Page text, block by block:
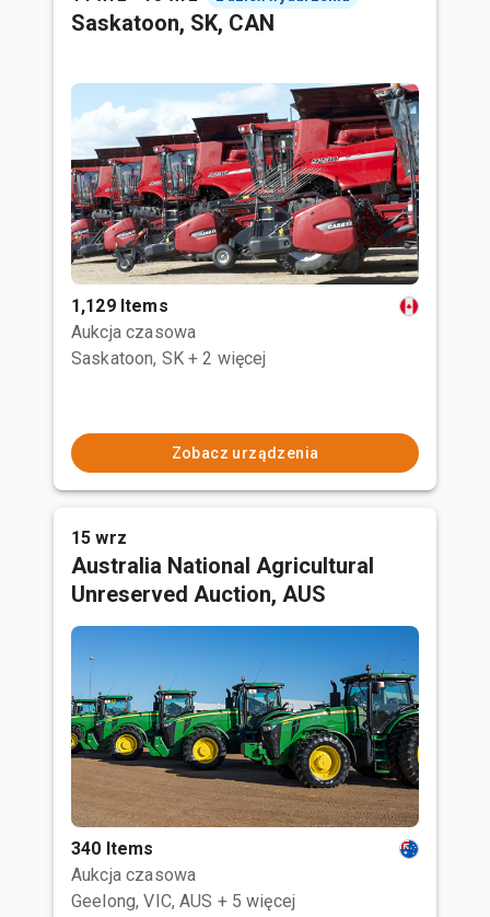
Saskatoon, SK, CAN
1,129 Items
Aukcja czasowa
Saskatoon, SK + 2 więcej
Zobacz urządzenia
15 wrz
Australia National Agricultural
Unreserved Auction, AUS
340 Items
Aukcja czasowa
Geelong, VIC, AUS + 5 więcej